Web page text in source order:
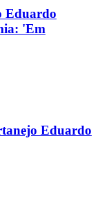
Eduardo
'Em
Eduardo